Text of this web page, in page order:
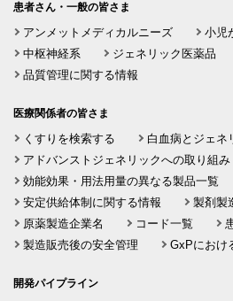
患者さん・一般の皆さま
アンメットメディカルニーズ 小児
中枢神経系
ジェネリック医薬品
品質管理に関する情報
医療関係者の皆さま
くすりを検索する
白血病とジェネ
アドバンストジェネリックへの取り組み
効能効果・用法用量の異なる製品一覧
安定供給体制に関する情報
製剤製
原薬製造企業名
コード一覧
製造販売後の安全管理
GxPにおけ
開発パイプライン